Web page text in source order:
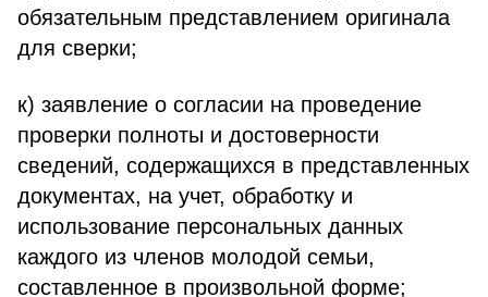
обязательным представлением оригинала
для сверки;
к) заявление о согласии на проведение
проверки полноты и достоверности
сведений, содержащихся в представленных
документах, на учет, обработку и
использование персональных данных
каждого из членов молодой семьи,
составленное в произвольной форме;